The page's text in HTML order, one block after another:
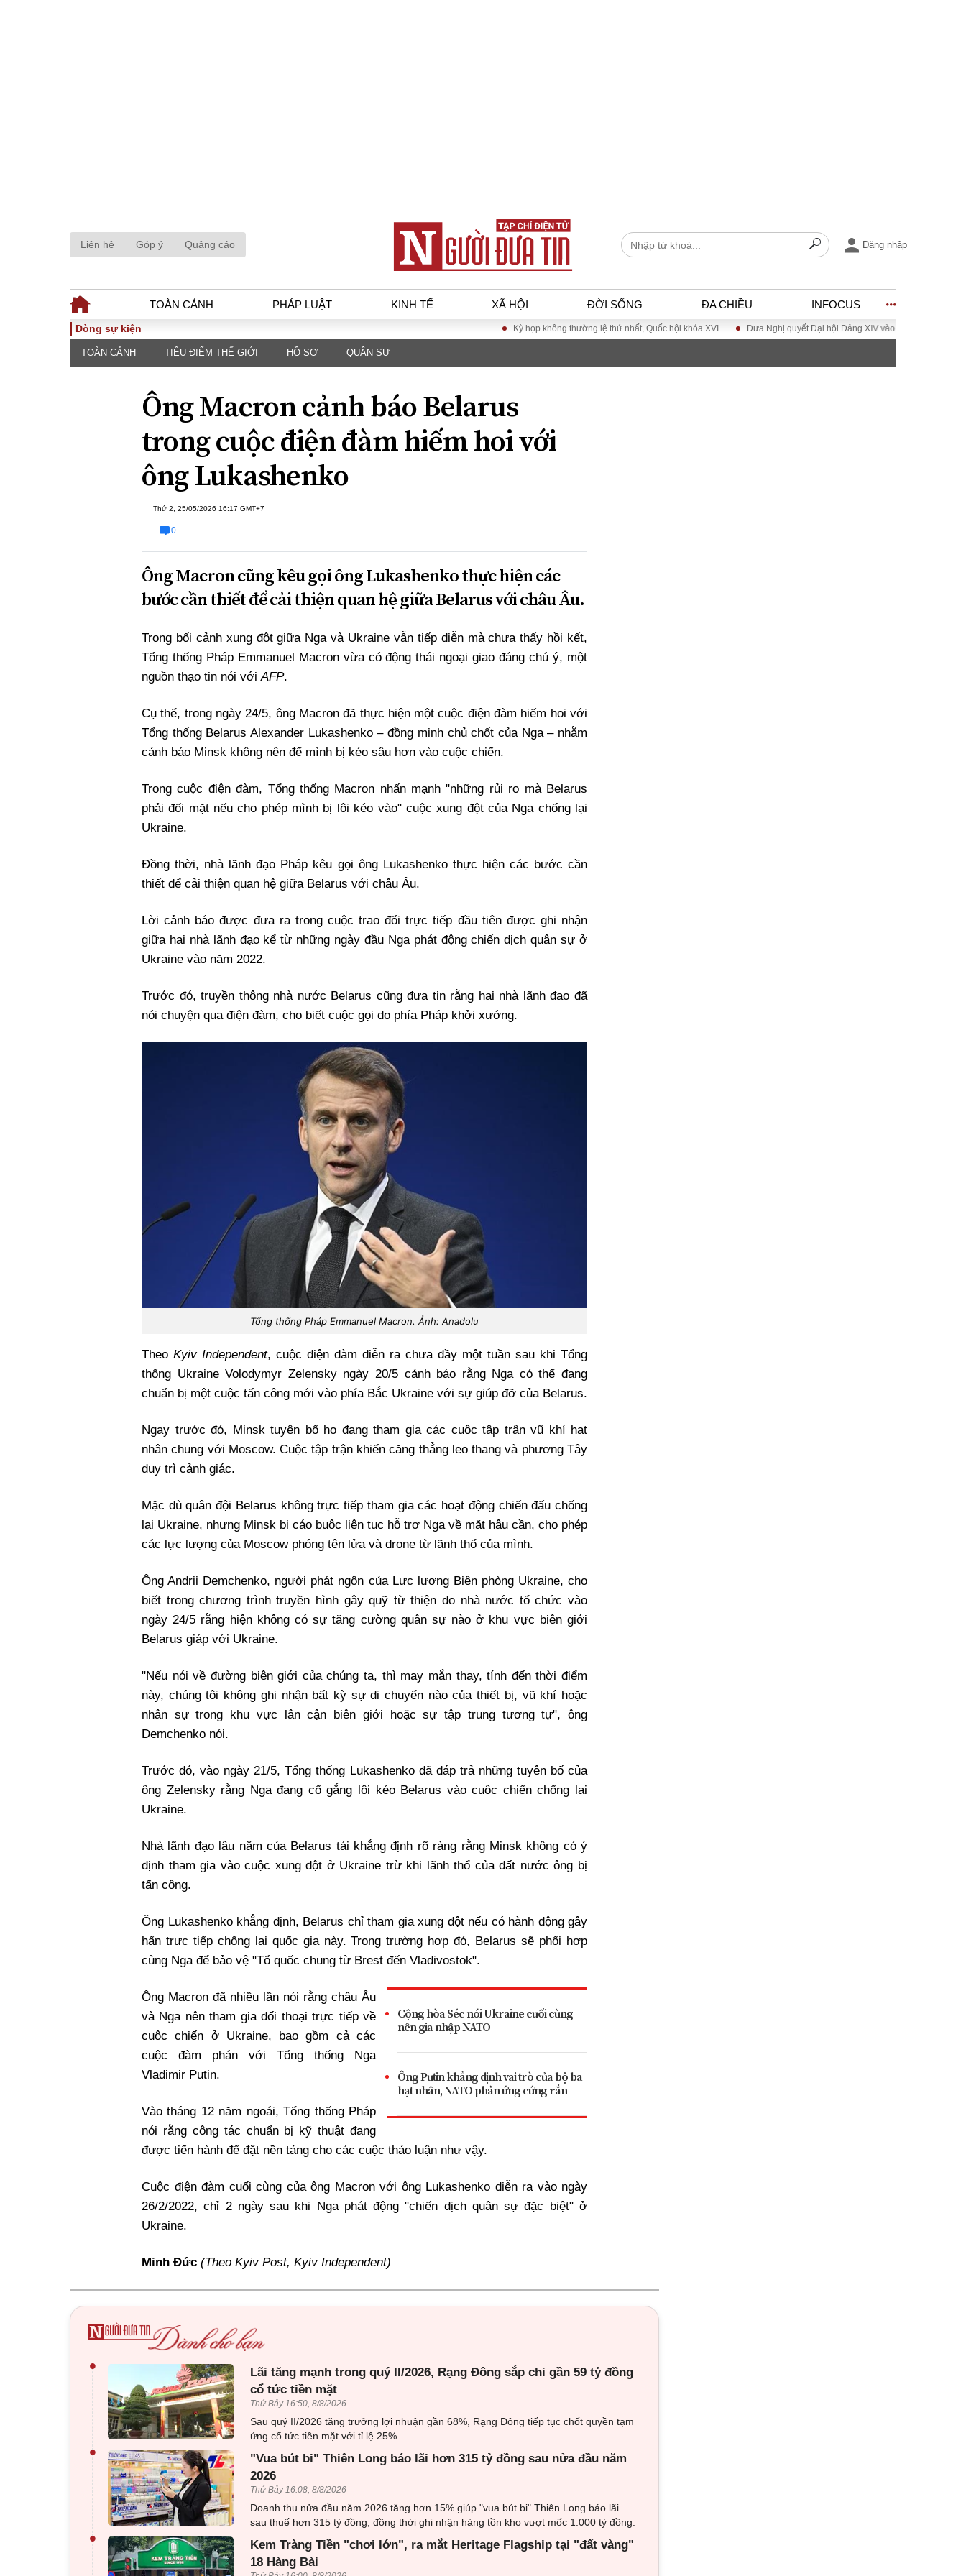
Liên hệ Góp ý Quảng cáo Đăng nhập
TOÀN CẢNH PHÁP LUẬT KINH TẾ XÃ HỘI ĐỜI SỐNG ĐA CHIỀU INFOCUS
TOÀN CẢNH
Chính sách
Đối thoại
Thế giới
PHÁP LUẬT
Góc nhìn luật gia
Hồ sơ điều tra
Tiếng nói công dân
An ninh - Hình sự
Tài chính - Ngân
hàng
Kinh tế vĩ mô
ĐA CHIỀU
Quan điểm
Xi nhan Trái Phải
Bạn đọc viết
INFOCUS
Dòng sự kiện Kỳ họp không thường lệ thứ nhất, Quốc hội khóa XVI Đưa Nghị quyết Đại hội Đảng XIV vào cuộc sống
TOÀN CẢNH TIÊU ĐIỂM THẾ GIỚI HỒ SƠ QUÂN SỰ
Ông Macron cảnh báo Belarus
trong cuộc điện đàm hiếm hoi với
ông Lukashenko
Thứ 2, 25/05/2026 16:17 GMT+7
0
Ông Macron cũng kêu gọi ông Lukashenko thực hiện các
bước cần thiết để cải thiện quan hệ giữa Belarus với châu Âu.
Trong bối cảnh xung đột giữa Nga và Ukraine vẫn tiếp diễn mà chưa thấy hồi kết,
Tổng thống Pháp Emmanuel Macron vừa có động thái ngoại giao đáng chú ý, một
nguồn thạo tin nói vớiAFP.
Cụ thể, trong ngày 24/5, ông Macron đã thực hiện một cuộc điện đàm hiếm hoi với
Tổng thống Belarus Alexander Lukashenko – đồng minh chủ chốt của Nga – nhằm
cảnh báo Minsk không nên để mình bị kéo sâu hơn vào cuộc chiến.
Trong cuộc điện đàm, Tổng thống Macron nhấn mạnh "những rủi ro mà Belarus
phải đối mặt nếu cho phép mình bị lôi kéo vào" cuộc xung đột của Nga chống lại
Ukraine.
Đồng thời, nhà lãnh đạo Pháp kêu gọi ông Lukashenko thực hiện các bước cần
thiết để cải thiện quan hệ giữa Belarus với châu Âu.
Lời cảnh báo được đưa ra trong cuộc trao đổi trực tiếp đầu tiên được ghi nhận
giữa hai nhà lãnh đạo kể từ những ngày đầu Nga phát động chiến dịch quân sự ở
Ukraine vào năm 2022.
Trước đó, truyền thông nhà nước Belarus cũng đưa tin rằng hai nhà lãnh đạo đã
nói chuyện qua điện đàm, cho biết cuộc gọi do phía Pháp khởi xướng.
Tổng thống Pháp Emmanuel Macron. Ảnh: Anadolu
Theo Kyiv Independent, cuộc điện đàm diễn ra chưa đầy một tuần sau khi Tổng
thống Ukraine Volodymyr Zelensky ngày 20/5 cảnh báo rằng Nga có thể đang
chuẩn bị một cuộc tấn công mới vào phía Bắc Ukraine với sự giúp đỡ của Belarus.
Ngay trước đó, Minsk tuyên bố họ đang tham gia các cuộc tập trận vũ khí hạt
nhân chung với Moscow. Cuộc tập trận khiến căng thẳng leo thang và phương Tây
duy trì cảnh giác.
Mặc dù quân đội Belarus không trực tiếp tham gia các hoạt động chiến đấu chống
lại Ukraine, nhưng Minsk bị cáo buộc liên tục hỗ trợ Nga về mặt hậu cần, cho phép
các lực lượng của Moscow phóng tên lửa và drone từ lãnh thổ của mình.
Ông Andrii Demchenko, người phát ngôn của Lực lượng Biên phòng Ukraine, cho
biết trong chương trình truyền hình gây quỹ từ thiện do nhà nước tổ chức vào
ngày 24/5 rằng hiện không có sự tăng cường quân sự nào ở khu vực biên giới
Belarus giáp với Ukraine.
"Nếu nói về đường biên giới của chúng ta, thì may mắn thay, tính đến thời điểm
này, chúng tôi không ghi nhận bất kỳ sự di chuyển nào của thiết bị, vũ khí hoặc
nhân sự trong khu vực lân cận biên giới hoặc sự tập trung tương tự", ông
Demchenko nói.
Trước đó, vào ngày 21/5, Tổng thống Lukashenko đã đáp trả những tuyên bố của
ông Zelensky rằng Nga đang cố gắng lôi kéo Belarus vào cuộc chiến chống lại
Ukraine.
Nhà lãnh đạo lâu năm của Belarus tái khẳng định rõ ràng rằng Minsk không có ý
định tham gia vào cuộc xung đột ở Ukraine trừ khi lãnh thổ của đất nước ông bị
tấn công.
Ông Lukashenko khẳng định, Belarus chỉ tham gia xung đột nếu có hành động gây
hấn trực tiếp chống lại quốc gia này. Trong trường hợp đó, Belarus sẽ phối hợp
cùng Nga để bảo vệ "Tổ quốc chung từ Brest đến Vladivostok".
Cộng hòa Séc nói Ukraine cuối cùng
nên gia nhập NATO
Ông Putin khẳng định vai trò của bộ ba
hạt nhân, NATO phản ứng cứng rắn
Ông Macron đã nhiều lần nói rằng châu Âu
và Nga nên tham gia đối thoại trực tiếp về
cuộc chiến ở Ukraine, bao gồm cả các
cuộc đàm phán với Tổng thống Nga
Vladimir Putin.
Vào tháng 12 năm ngoái, Tổng thống Pháp
nói rằng công tác chuẩn bị kỹ thuật đang
được tiến hành để đặt nền tảng cho các cuộc thảo luận như vậy.
Cuộc điện đàm cuối cùng của ông Macron với ông Lukashenko diễn ra vào ngày
26/2/2022, chỉ 2 ngày sau khi Nga phát động "chiến dịch quân sự đặc biệt" ở
Ukraine.
Minh Đức (Theo Kyiv Post, Kyiv Independent)
•
Lãi tăng mạnh trong quý II/2026, Rạng Đông sắp chi gần 59 tỷ đồng
cổ tức tiền mặt
Thứ Bảy 16:50, 8/8/2026
Sau quý II/2026 tăng trưởng lợi nhuận gần 68%, Rạng Đông tiếp tục chốt quyền tạm
ứng cổ tức tiền mặt với tỉ lệ 25%.
•
"Vua bút bi" Thiên Long báo lãi hơn 315 tỷ đồng sau nửa đầu năm
2026
Thứ Bảy 16:08, 8/8/2026
Doanh thu nửa đầu năm 2026 tăng hơn 15% giúp "vua bút bi" Thiên Long báo lãi
sau thuế hơn 315 tỷ đồng, đồng thời ghi nhận hàng tồn kho vượt mốc 1.000 tỷ đồng.
•
Kem Tràng Tiền "chơi lớn", ra mắt Heritage Flagship tại "đất vàng"
18 Hàng Bài